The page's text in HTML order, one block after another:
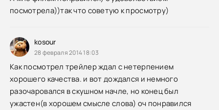
посмотрела))так что советую к просмотру)
kosour
28 февраля 2014 18:03
Как посмотрел трейлер ждал с нетерпением
хорошего качества. и вот дождался и немного
разочаровался в скушном начле, но конец был
ужастен(в хорошем смысле слова) оч понравился